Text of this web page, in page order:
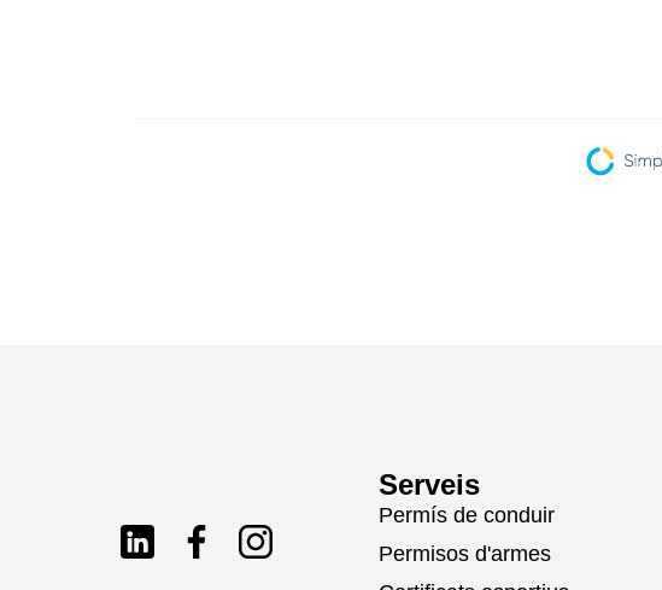
Serveis
Permís de conduir
Permisos d'armes